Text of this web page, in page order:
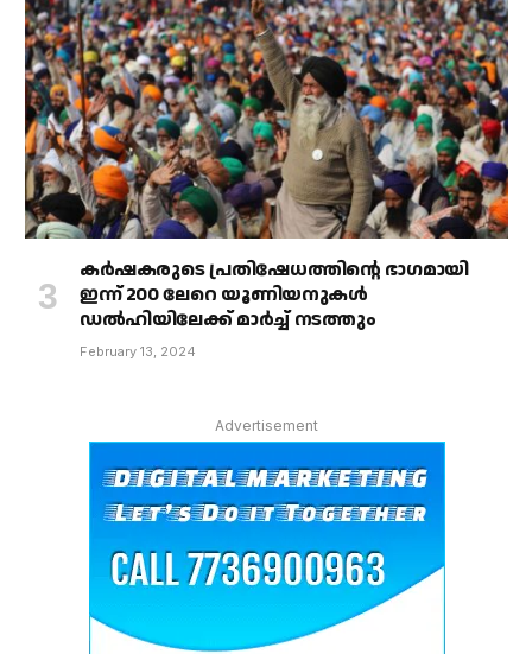
കർഷകരുടെ പ്രതിഷേധത്തിൻ്റെ ഭാഗമായി
ഇന്ന് 200 ലേറെ യൂണിയനുകൾ
ഡൽഹിയിലേക്ക് മാർച്ച് നടത്തും
February 13, 2024
Advertisement